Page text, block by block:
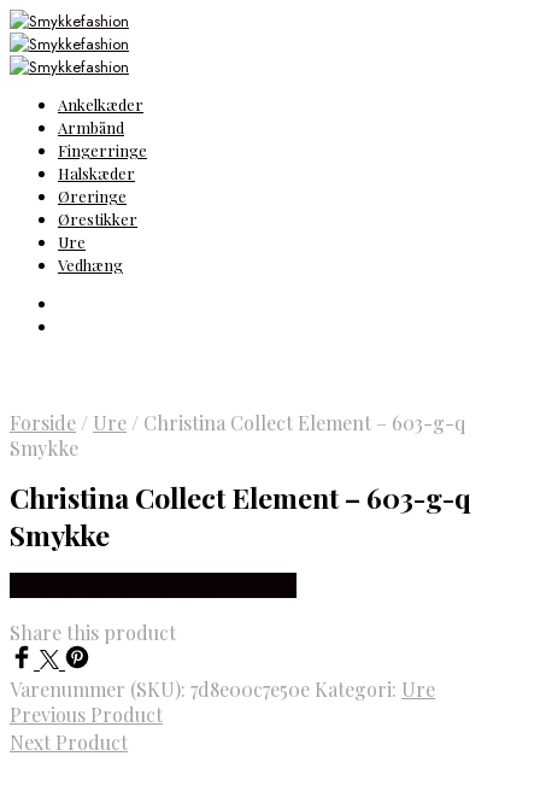
Ankelkæder
Armbånd
Fingerringe
Halskæder
Øreringe
Ørestikker
Ure
Vedhæng
Forside / Ure / Christina Collect Element – 603-g-q
Smykke
Christina Collect Element – 603-g-q
Smykke
Share this product
Varenummer (SKU): 7d8e00c7e50e Kategori: Ure
Previous Product
Next Product